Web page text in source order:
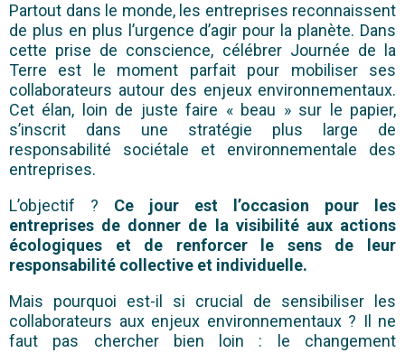
Partout dans le monde, les entreprises reconnaissent
de plus en plus l’urgence d’agir pour la planète. Dans
cette prise de conscience, célébrer Journée de la
Terre est le moment parfait pour mobiliser ses
collaborateurs autour des enjeux environnementaux.
Cet élan, loin de juste faire « beau » sur le papier,
s’inscrit dans une stratégie plus large de
responsabilité sociétale et environnementale des
entreprises.
L’objectif ? Ce jour est l’occasion pour les
entreprises de donner de la visibilité aux actions
écologiques et de renforcer le sens de leur
responsabilité collective et individuelle.
Mais pourquoi est-il si crucial de sensibiliser les
collaborateurs aux enjeux environnementaux ? Il ne
faut pas chercher bien loin : le changement